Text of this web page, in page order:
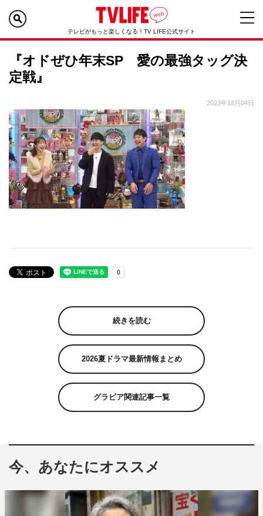
テレビがもっと楽しくなる！TV LIFE公式サイト
『オドぜひ年末SP 愛の最強タッグ決
定戦』
2023年12月04日
続きを読む
2026夏ドラマ最新情報まとめ
グラビア関連記事一覧
今、あなたにオススメ